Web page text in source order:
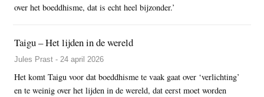
over het boeddhisme, dat is echt heel bijzonder.’
Taigu – Het lijden in de wereld
Jules Prast - 24 april 2026
Het komt Taigu voor dat boeddhisme te vaak gaat over ‘verlichting’
en te weinig over het lijden in de wereld, dat eerst moet worden